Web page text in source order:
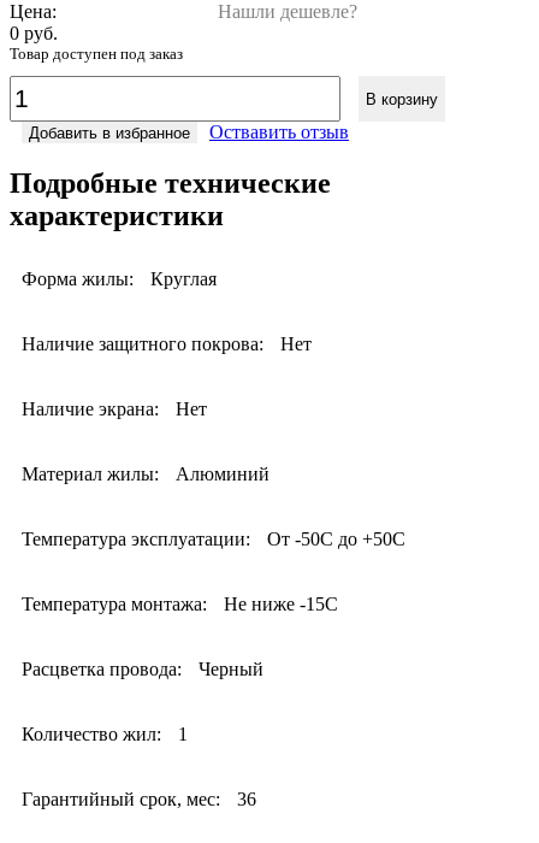
Цена:
Нашли дешевле?
0 руб.
Товар доступен под заказ
В корзину
Добавить в избранное
Оствавить отзыв
Подробные технические
характеристики
Форма жилы: Круглая
Наличие защитного покрова: Нет
Наличие экрана: Нет
Материал жилы: Алюминий
Температура эксплуатации: От -50С до +50С
Температура монтажа: Не ниже -15С
Расцветка провода: Черный
Количество жил: 1
Гарантийный срок, мес: 36